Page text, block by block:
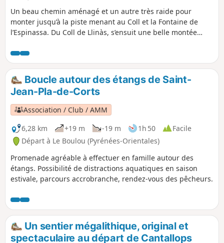
chemin inverse, tout simplement.
Un beau chemin aménagé et un autre très raide pour
monter jusqu’à la piste menant au Coll et la Fontaine de
l’Espinassa. Du Coll de Llinàs, s’ensuit une belle montée
Cristau, une belle forêt, et une croix. Afin de reposer les
genoux, la poursuite de la descente se fera par une piste et
un chemin passant par les jardins abandonnés de Mary
Fort. Lors la randonnée, des points de vue sur la plaine du
Roussillon, le Canigou, etc.
Boucle autour des étangs de Saint-
Jean-Pla-de-Corts
Association / Club / AMM
6,28 km
+19 m -19 m 1h 50
Facile
Départ à Le Boulou (Pyrénées-Orientales)
Promenade agréable à effectuer en famille autour des
étangs. Possibilité de distractions aquatiques en saison
estivale, parcours accrobranche, rendez-vous des pêcheurs.
Un sentier mégalithique, original et
spectaculaire au départ de Cantallops